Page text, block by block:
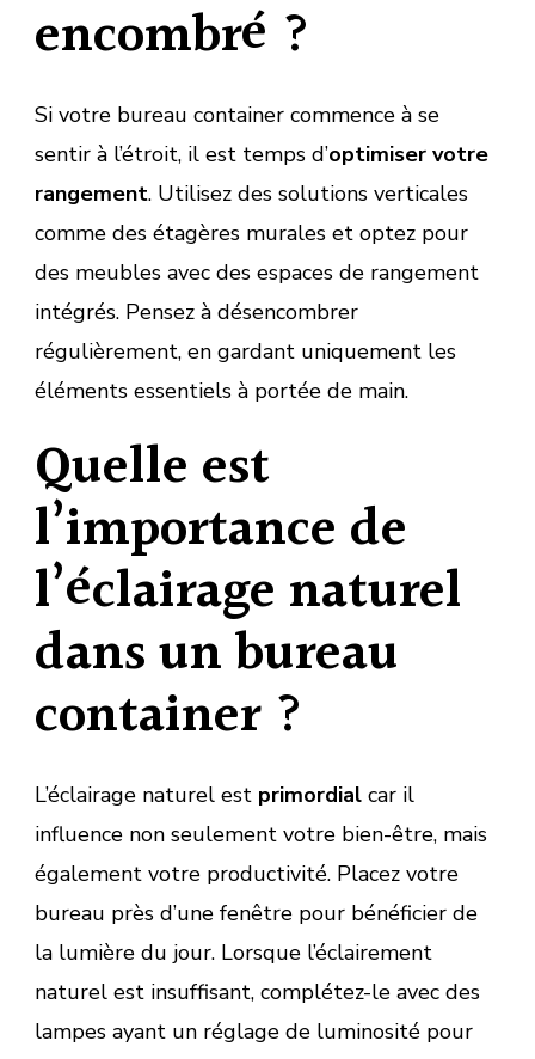
encombré ?
Si votre bureau container commence à se
sentir à l’étroit, il est temps d’optimiser votre
rangement. Utilisez des solutions verticales
comme des étagères murales et optez pour
des meubles avec des espaces de rangement
intégrés. Pensez à désencombrer
régulièrement, en gardant uniquement les
éléments essentiels à portée de main.
Quelle est
l’importance de
l’éclairage naturel
dans un bureau
container ?
L’éclairage naturel est primordial car il
influence non seulement votre bien-être, mais
également votre productivité. Placez votre
bureau près d’une fenêtre pour bénéficier de
la lumière du jour. Lorsque l’éclairement
naturel est insuffisant, complétez-le avec des
lampes ayant un réglage de luminosité pour